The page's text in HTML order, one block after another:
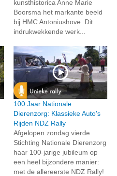
kunsthistorica Anne Marie
Boorsma het markante beeld
bij HMC Antoniushove. Dit
indrukwekkende werk...
100 Jaar Nationale
Dierenzorg: Klassieke Auto's
Rijden NDZ Rally
Afgelopen zondag vierde
Stichting Nationale Dierenzorg
haar 100-jarige jubileum op
een heel bijzondere manier:
met de allereerste NDZ Rally!